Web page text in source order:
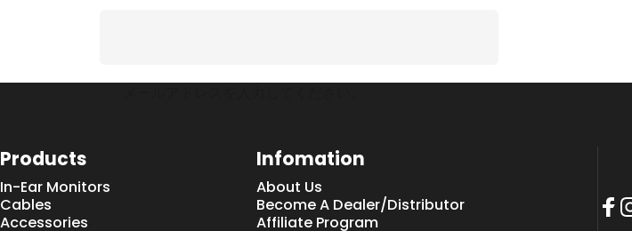
Products
In-Ear Monitors
Cables
Accessories
Infomation
About Us
Become A Dealer/Distributor
Affiliate Program